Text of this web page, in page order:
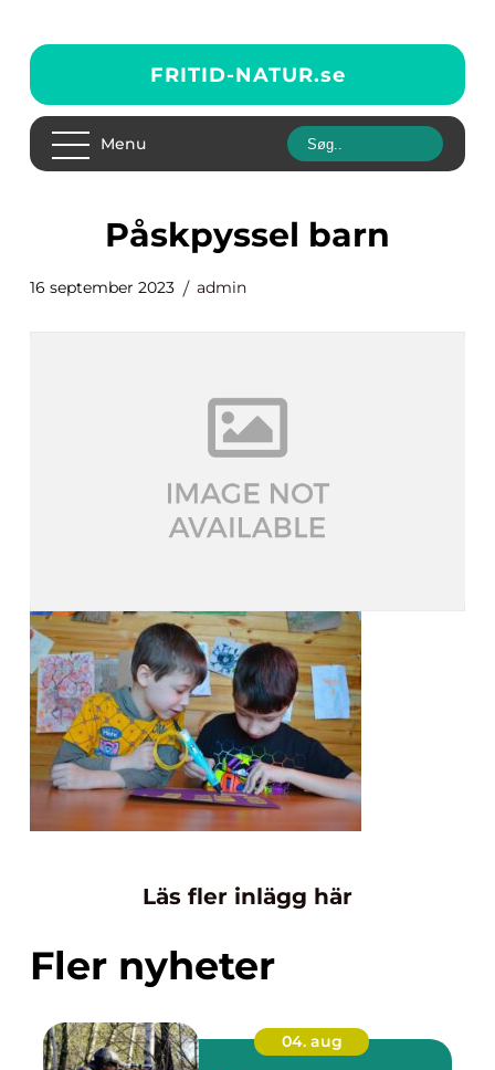
FRITID-NATUR.se
Menu
påskpyssel barn
16 september 2023 admin
Läs fler inlägg här
Fler nyheter
04. aug